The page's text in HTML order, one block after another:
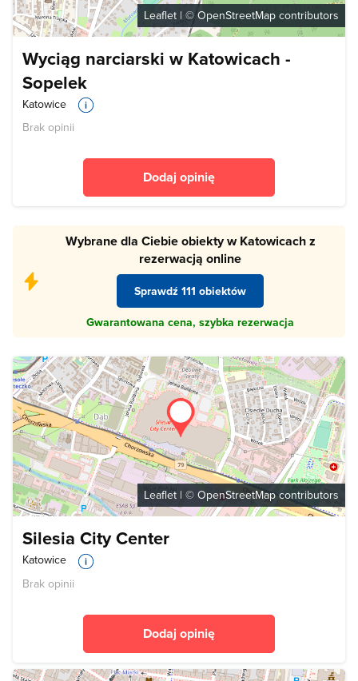
Leaflet | © OpenStreetMap contributors
Wyciąg narciarski w Katowicach -
Sopelek
Katowice
Brak opinii
Dodaj opinię
Wybrane dla Ciebie obiekty w Katowicach z
rezerwacją online
Sprawdź 111 obiektów
Gwarantowana cena, szybka rezerwacja
Leaflet | © OpenStreetMap contributors
Silesia City Center
Katowice
Brak opinii
Dodaj opinię